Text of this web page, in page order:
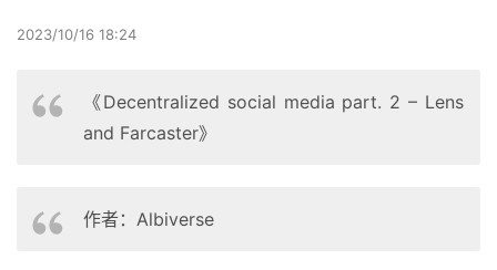
2023/10/16 18:24
《Decentralized social media part. 2 – Lens
and Farcaster》
作者：Albiverse